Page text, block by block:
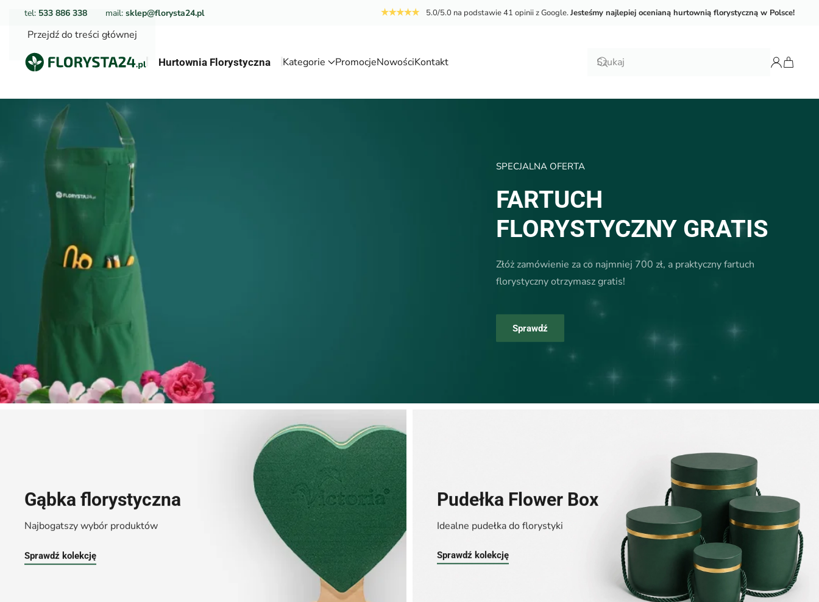
Przejdź do treści głównej
tel: 533 886 338 mail: sklep@florysta24.pl 5.0/5.0 na podstawie 41 opinii z Google.Jesteśmy najlepiej ocenianą hurtownią florystyczną w Polsce!
Hurtownia Florystyczna Kategorie PromocjeNowościKontakt
SPECJALNA OFERTA
FARTUCH
FLORYSTYCZNY GRATIS
Złóż zamówienie za co najmniej 700 zł, a praktyczny fartuch
florystyczny otrzymasz gratis!
Sprawdź
Gąbka florystyczna
Najbogatszy wybór produktów
Sprawdź kolekcję
Pudełka Flower Box
Idealne pudełka do florystyki
Sprawdź kolekcję